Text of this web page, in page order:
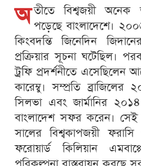
অ তীতে বিশ্বজয়ী অনেক
পড়েছে বাংলাদেশে।
কিংবদন্তি জিনেদিন
প্রক্রিয়ার সূচনা ঘটেছিল।
ট্রফি প্রদর্শনীতে এসেছিলেন
কারেম্বু। সম্প্রতি ব্রাজিলের
সিলভা এবং জার্মানির
বাংলাদেশ সফর করেন। সেই
সালের বিশ্বকাপজয়ী
ফরোয়ার্ড কিলিয়ান